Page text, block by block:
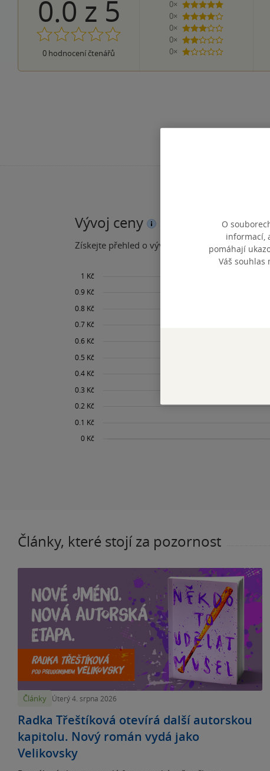
0.0 z 5
0 hodnocení čtenářů
0×
5 hvězdiček
0×
4 hvězdičky
0×
3 hvězdičky
0×
2 hvězdičky
0×
1 hvezdička
Vývoj ceny
Získejte přehled o vývoji ceny za posledních 60
Články, které stojí za pozornost
Články Úterý 4. srpna 2026
Radka Třeštíková otevírá další autorskou
kapitolu. Nový román vydá jako
Velikovsky
O
informací,
pomáhají
Váš souhlas